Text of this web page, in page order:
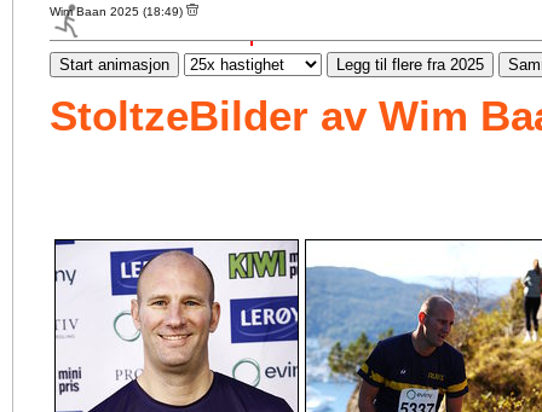
Wim Baan 2025 (18:49)
Start animasjon Legg til flere fra 2025
StoltzeBilder av Wim